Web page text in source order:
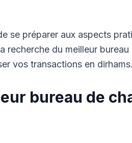
se préparer aux aspects
recherche du meilleur bureau
vos transactions en dirhams.
bureau de